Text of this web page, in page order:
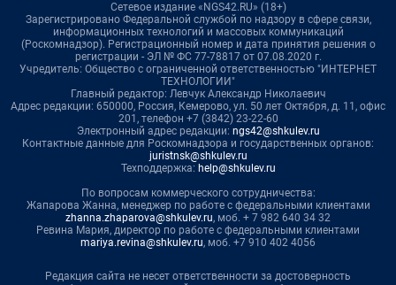
Сетевое издание «NGS42.RU» (18+)
Зарегистрировано Федеральной службой по надзору в сфере связи,
информационных технологий и массовых коммуникаций
(Роскомнадзор). Регистрационный номер и дата принятия решения о
регистрации - ЭЛ № ФС 77-78817 от 07.08.2020 г.
Учредитель: Общество с ограниченной ответственностью "ИНТЕРНЕТ
ТЕХНОЛОГИИ"
Главный редактор: Левчук Александр Николаевич
Адрес редакции: 650000, Россия, Кемерово, ул. 50 лет Октября, д. 11, офис
201, телефон +7 (3842) 23-22-60
Электронный адрес редакции: ngs42@shkulev.ru
Контактные данные для Роскомнадзора и государственных органов:
juristnsk@shkulev.ru
Техподдержка: help@shkulev.ru
По вопросам коммерческого сотрудничества:
Жапарова Жанна, менеджер по работе с федеральными клиентами
zhanna.zhaparova@shkulev.ru, моб. + 7 982 640 34 32
Ревина Мария, директор по работе с федеральными клиентами
mariya.revina@shkulev.ru, моб. +7 910 402 4056
Редакция сайта не несет ответственности за достоверность